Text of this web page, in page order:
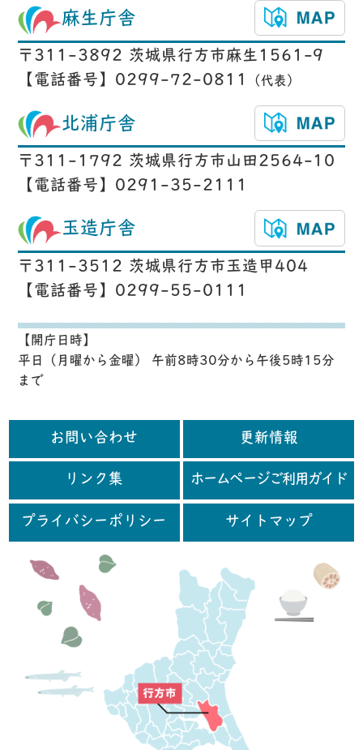
麻生庁舎
〒311-3892 茨城県行方市麻生1561-9
【電話番号】0299-72-0811
（代表）
北浦庁舎
〒311-1792 茨城県行方市山田2564-10
【電話番号】0291-35-2111
玉造庁舎
〒311-3512 茨城県行方市玉造甲404
【電話番号】0299-55-0111
【開庁日時】
平日（月曜から金曜） 午前8時30分から午後5時15分
まで
お問い合わせ 更新情報
リンク集 ホームページご利用ガイド
プライバシーポリシー サイトマップ